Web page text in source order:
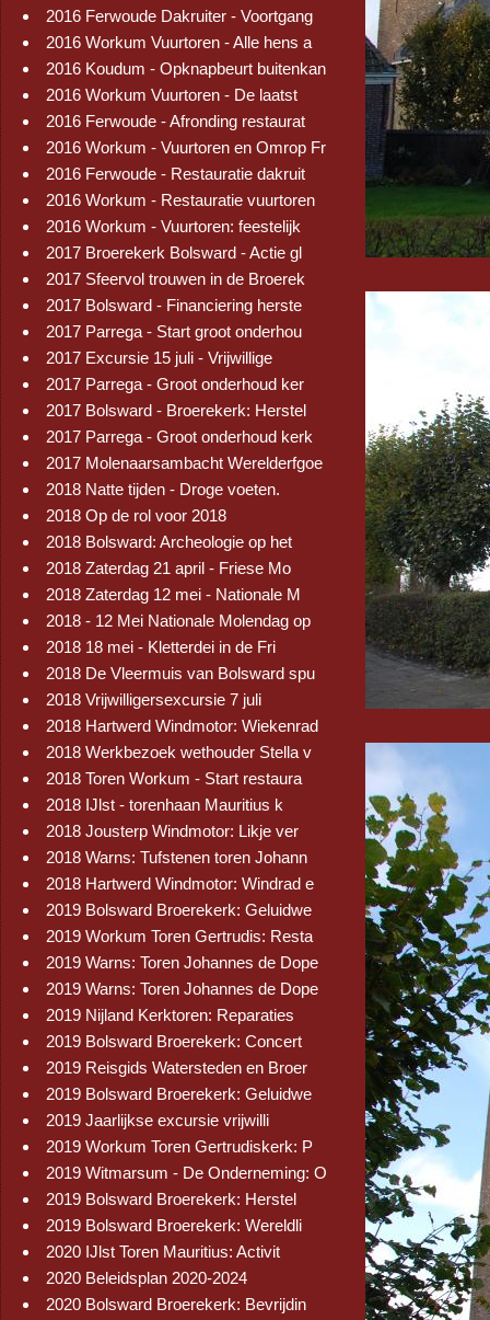
2016 Ferwoude Dakruiter - Voortgang
2016 Workum Vuurtoren - Alle hens a
2016 Koudum - Opknapbeurt buitenkan
2016 Workum Vuurtoren - De laatst
2016 Ferwoude - Afronding restaurat
2016 Workum - Vuurtoren en Omrop Fr
2016 Ferwoude - Restauratie dakruit
2016 Workum - Restauratie vuurtoren
2016 Workum - Vuurtoren: feestelijk
2017 Broerekerk Bolsward - Actie gl
2017 Sfeervol trouwen in de Broerek
2017 Bolsward - Financiering herste
2017 Parrega - Start groot onderhou
2017 Excursie 15 juli - Vrijwillige
2017 Parrega - Groot onderhoud ker
2017 Bolsward - Broerekerk: Herstel
2017 Parrega - Groot onderhoud kerk
2017 Molenaarsambacht Werelderfgoe
2018 Natte tijden - Droge voeten.
2018 Op de rol voor 2018
2018 Bolsward: Archeologie op het
2018 Zaterdag 21 april - Friese Mo
2018 Zaterdag 12 mei - Nationale M
2018 - 12 Mei Nationale Molendag op
2018 18 mei - Kletterdei in de Fri
2018 De Vleermuis van Bolsward spu
2018 Vrijwilligersexcursie 7 juli
2018 Hartwerd Windmotor: Wiekenrad
2018 Werkbezoek wethouder Stella v
2018 Toren Workum - Start restaura
2018 IJlst - torenhaan Mauritius k
2018 Jousterp Windmotor: Likje ver
2018 Warns: Tufstenen toren Johann
2018 Hartwerd Windmotor: Windrad e
2019 Bolsward Broerekerk: Geluidwe
2019 Workum Toren Gertrudis: Resta
2019 Warns: Toren Johannes de Dope
2019 Warns: Toren Johannes de Dope
2019 Nijland Kerktoren: Reparaties
2019 Bolsward Broerekerk: Concert
2019 Reisgids Watersteden en Broer
2019 Bolsward Broerekerk: Geluidwe
2019 Jaarlijkse excursie vrijwilli
2019 Workum Toren Gertrudiskerk: P
2019 Witmarsum - De Onderneming: O
2019 Bolsward Broerekerk: Herstel
2019 Bolsward Broerekerk: Wereldli
2020 IJlst Toren Mauritius: Activit
2020 Beleidsplan 2020-2024
2020 Bolsward Broerekerk: Bevrijdin